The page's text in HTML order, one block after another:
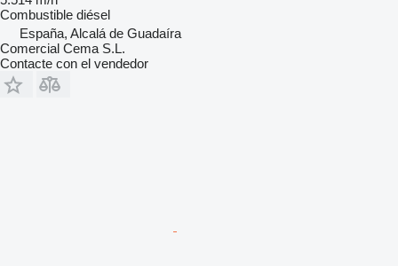
Combustible diésel
España, Alcalá de Guadaíra
Comercial Cema S.L.
Contacte con el vendedor